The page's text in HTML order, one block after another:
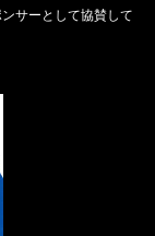
サーとして協賛して